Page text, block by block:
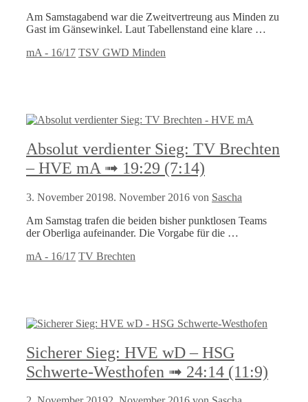
Am Samstagabend war die Zweitvertreung aus Minden zu
Gast im Gänsewinkel. Laut Tabellenstand eine klare …
Kategorien
mA - 16/17 Schlagwörter
TSV GWD Minden
Absolut verdienter Sieg: TV Brechten
– HVE mA ➟ 19:29 (7:14)
3. November 20198. November 2016 von Sascha
Am Samstag trafen die beiden bisher punktlosen Teams
der Oberliga aufeinander. Die Vorgabe für die …
Kategorien
mA - 16/17 Schlagwörter
TV Brechten
Sicherer Sieg: HVE wD – HSG
Schwerte-Westhofen ➟ 24:14 (11:9)